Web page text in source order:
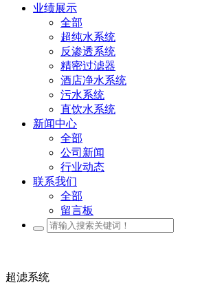
业绩展示
全部
超纯水系统
反渗透系统
精密过滤器
酒店净水系统
污水系统
直饮水系统
新闻中心
全部
公司新闻
行业动态
联系我们
全部
留言板
超滤系统